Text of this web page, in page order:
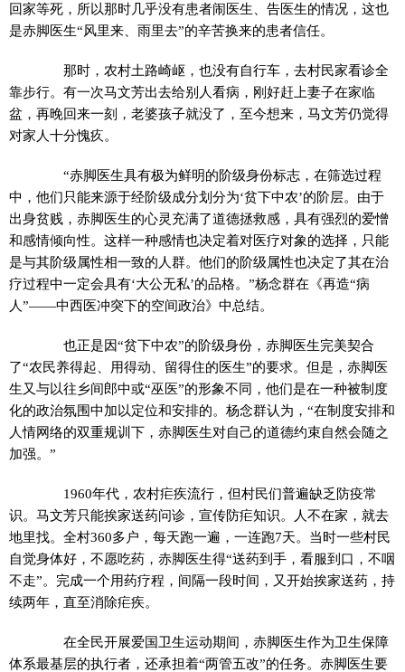
回家等死，所以那时几乎没有患者闹医生、告医生的情况，这也
是赤脚医生“风里来、雨里去”的辛苦换来的患者信任。
那时，农村土路崎岖，也没有自行车，去村民家看诊全
靠步行。有一次马文芳出去给别人看病，刚好赶上妻子在家临
盆，再晚回来一刻，老婆孩子就没了，至今想来，马文芳仍觉得
对家人十分愧疚。
“赤脚医生具有极为鲜明的阶级身份标志，在筛选过程
中，他们只能来源于经阶级成分划分为‘贫下中农’的阶层。由于
出身贫贱，赤脚医生的心灵充满了道德拯救感，具有强烈的爱憎
和感情倾向性。这样一种感情也决定着对医疗对象的选择，只能
是与其阶级属性相一致的人群。他们的阶级属性也决定了其在治
疗过程中一定会具有‘大公无私’的品格。”杨念群在《再造“病
人”——中西医冲突下的空间政治》中总结。
也正是因“贫下中农”的阶级身份，赤脚医生完美契合
了“农民养得起、用得动、留得住的医生”的要求。但是，赤脚医
生又与以往乡间郎中或“巫医”的形象不同，他们是在一种被制度
化的政治氛围中加以定位和安排的。杨念群认为，“在制度安排和
人情网络的双重规训下，赤脚医生对自己的道德约束自然会随之
加强。”
1960年代，农村疟疾流行，但村民们普遍缺乏防疫常
识。马文芳只能挨家送药问诊，宣传防疟知识。人不在家，就去
地里找。全村360多户，每天跑一遍，一连跑7天。当时一些村民
自觉身体好，不愿吃药，赤脚医生得“送药到手，看服到口，不咽
不走”。完成一个用药疗程，间隔一段时间，又开始挨家送药，持
续两年，直至消除疟疾。
在全民开展爱国卫生运动期间，赤脚医生作为卫生保障
体系最基层的执行者，还承担着“两管五改”的任务。赤脚医生要